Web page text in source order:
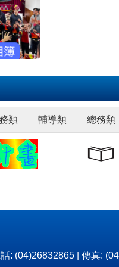
類 輔導類 總務類
: (04)26832865 | 傳真: